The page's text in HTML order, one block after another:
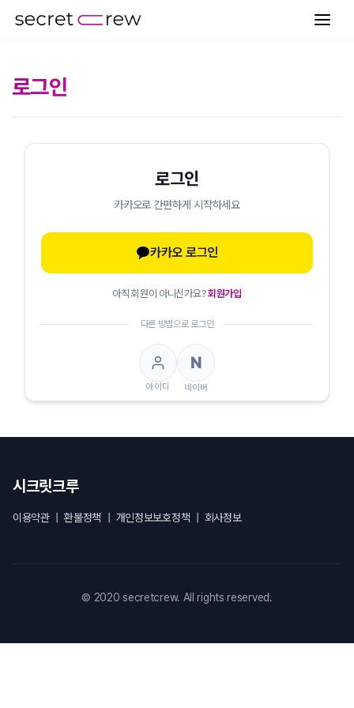
로그인
로그인
카카오로 간편하게 시작하세요
카카오 로그인
아직 회원이 아니신가요?회원가입
다른 방법으로 로그인
아이디
N
네이버
시크릿크루
이용약관|환불정책 개인정보보호정책 회사정보
© 2020 secretcrew. All rights reserved.